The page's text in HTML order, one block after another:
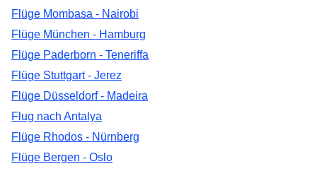
Flüge Mombasa - Nairobi
Flüge München - Hamburg
Flüge Paderborn - Teneriffa
Flüge Stuttgart - Jerez
Flüge Düsseldorf - Madeira
Flug nach Antalya
Flüge Rhodos - Nürnberg
Flüge Bergen - Oslo